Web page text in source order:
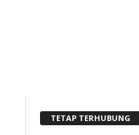
TETAP TERHUBUNG